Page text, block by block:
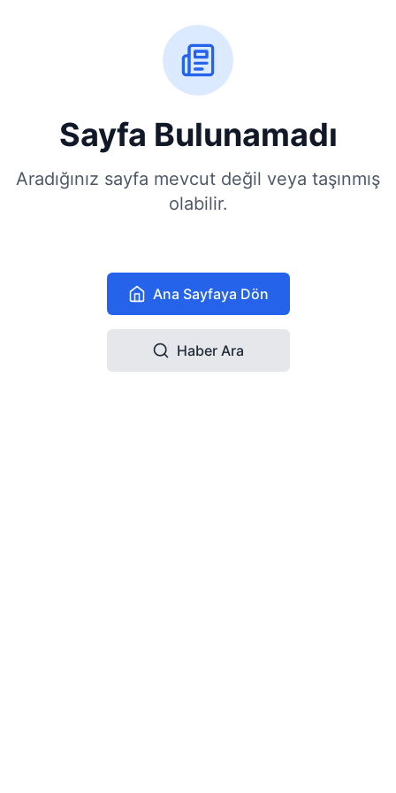
Sayfa Bulunamadı
Aradığınız sayfa mevcut değil veya taşınmış
olabilir.
Ana Sayfaya Dön
Haber Ara